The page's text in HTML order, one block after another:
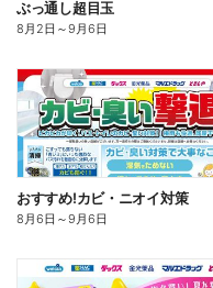
ぶっ通し超目玉
8月2日 ～9月6日
おすすめ!カビ・ニオイ対策
8月6日 ～9月6日